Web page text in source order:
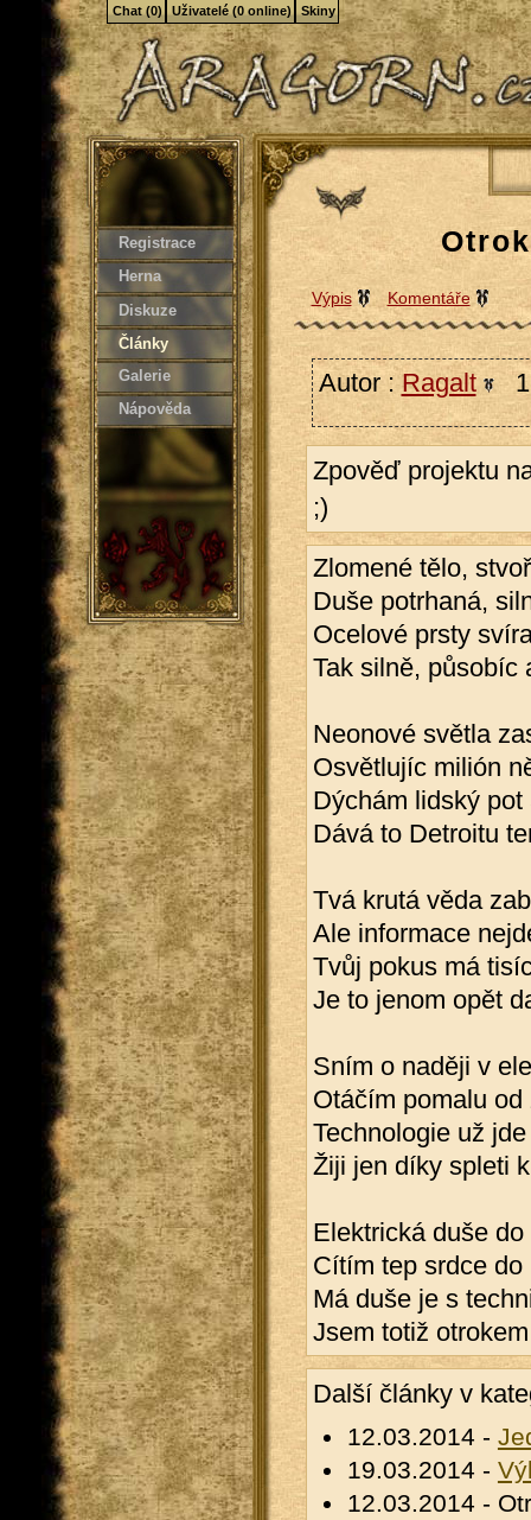
Registrace
Herna
Diskuze
Články
Galerie
Nápověda
Výpis Komentáře
Autor : Ragalt
Zpověď projektu
;)
Zlomené tělo,
Duše potrhaná,
Ocelové prsty
Tak silně, působíc
Neonové světla
Osvětlujíc milión
Dýchám lidský pot
Dává to Detroitu
Tvá krutá věda
Ale informace
Tvůj pokus má
Je to jenom opět
Sním o naději v
Otáčím pomalu
Technologie už
Žiji jen díky spleti
Elektrická duše
Cítím tep srdce
Má duše je s
Jsem totiž
Další články v
12.03.2014 -
19.03.2014 -
12.03.2014 -
Chat (0) Uživatelé (0 online) Skiny